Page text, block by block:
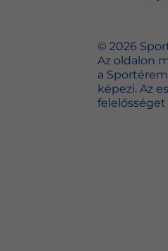
© 2026
Az oldalon
a
képezi. Az